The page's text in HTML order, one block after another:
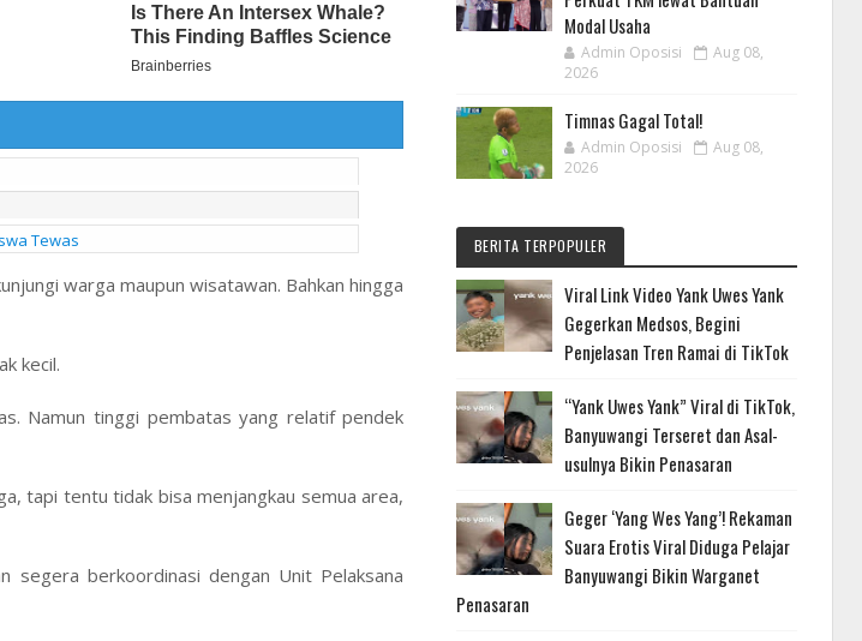
Tewas
warga maupun wisatawan. Bahkan hingga
kecil.
Namun tinggi pembatas yang relatif pendek
tapi tentu tidak bisa menjangkau semua area,
segera berkoordinasi dengan Unit Pelaksana
Modal Usaha
Admin Oposisi
Aug 08,
2026
Timnas Gagal Total!
Admin Oposisi
Aug 08,
2026
BERITA TERPOPULER
Viral Link Video Yank Uwes Yank
Gegerkan Medsos, Begini
Penjelasan Tren Ramai di TikTok
“Yank Uwes Yank” Viral di TikTok,
Banyuwangi Terseret dan Asal-
usulnya Bikin Penasaran
Geger ‘Yang Wes Yang’! Rekaman
Suara Erotis Viral Diduga Pelajar
Banyuwangi Bikin Warganet
Penasaran